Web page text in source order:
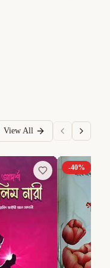
View All
-40%